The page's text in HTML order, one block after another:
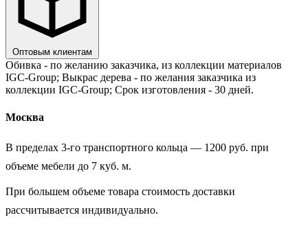
Оптовым клиентам
Обивка - по желанию заказчика, из коллекции материалов
IGC-Group; Выкрас дерева - по желания заказчика из
коллекции IGC-Group; Срок изготовления - 30 дней.
Москва
В пределах 3-го транспортного кольца — 1200 руб. при
объеме мебели до 7 куб. м.
При большем объеме товара стоимость доставки
рассчитывается индивидуально.